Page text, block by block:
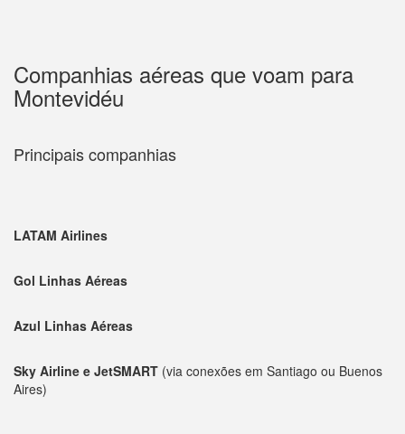
Companhias aéreas que voam para
Montevidéu
Principais companhias
LATAM Airlines
Gol Linhas Aéreas
Azul Linhas Aéreas
Sky Airline e JetSMART (via conexões em Santiago ou Buenos
Aires)